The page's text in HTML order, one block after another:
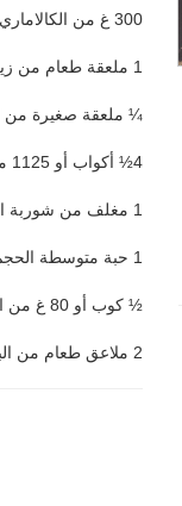
300 غ من الكالاماري٬ المنظف
1 ملعقة طعام من زيت الزيتون
¼ ملعقة صغيرة من
4½ أكواب أو 1125 مل من الماء
1 مغلف من شوربة الفطر ماجي
1 حبة متوسطة الحجم أو 150 غ من الجزر٬ مقطّعة إلى مكعّبات صغيرة
½ كوب أو 80 غ من البازيلا المثلّجة٬ المذوّبة
2 ملاعق طعام من البصل الأخضر٬ المفروم